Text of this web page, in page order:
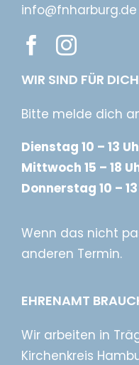
info@fnharburg.de
WIR SIND FÜR
Bitte melde dich
Dienstag 10 – 13
Mittwoch 15 – 18
Donnerstag 10 –
Wenn das nicht
anderen Termin.
EHRENAMT
Wir arbeiten in
Kirchenkreis